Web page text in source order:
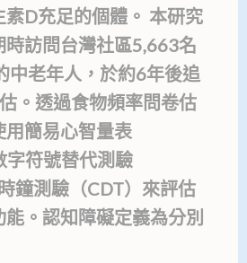
素D充足的個體。 本研究
時訪問台灣社區5,663名
中老年人，於約6年後追
。透過食物頻率問卷估
用簡易心智量表
字符號替代測驗
鐘測驗（CDT）來評估
。認知障礙定義為分別